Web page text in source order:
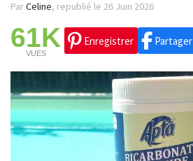
ParCeline, republié le 26 Juin 2026
61K
VUES
Enregistrer Partager